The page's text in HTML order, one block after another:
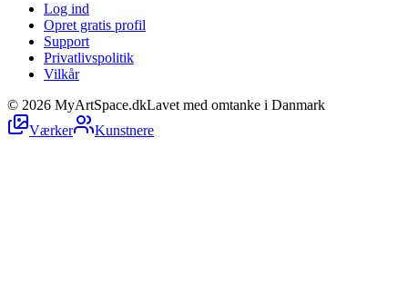
Log ind
Opret gratis profil
Support
Privatlivspolitik
Vilkår
© 2026 MyArtSpace.dkLavet med omtanke i Danmark
Værker
Kunstnere